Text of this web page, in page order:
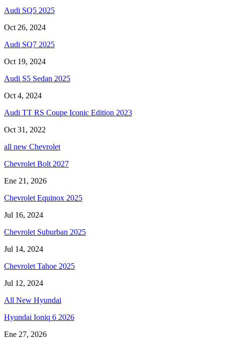
Audi SQ5 2025
Oct 26, 2024
Audi SQ7 2025
Oct 19, 2024
Audi S5 Sedan 2025
Oct 4, 2024
Audi TT RS Coupe Iconic Edition 2023
Oct 31, 2022
all new Chevrolet
Chevrolet Bolt 2027
Ene 21, 2026
Chevrolet Equinox 2025
Jul 16, 2024
Chevrolet Suburban 2025
Jul 14, 2024
Chevrolet Tahoe 2025
Jul 12, 2024
All New Hyundai
Hyundai Ioniq 6 2026
Ene 27, 2026